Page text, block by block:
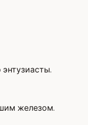
железом.